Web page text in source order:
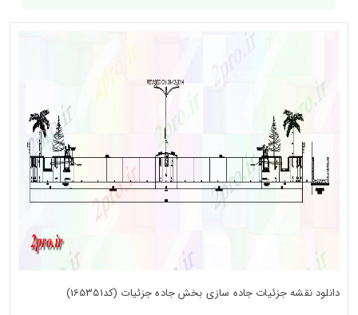
دانلود نقشه جزئیات جاده سازی بخش جاده جزئیات (کد165351)